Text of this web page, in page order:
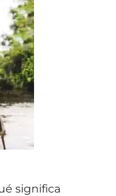
significa